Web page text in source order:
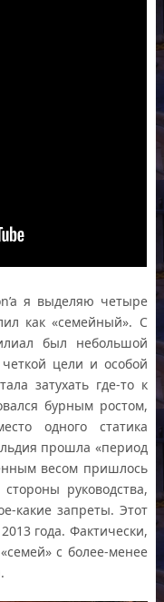
я выделяю четыре
как «семейный». С
был небольшой
цели и особой
затухать где-то к
бурным ростом,
одного статика
прошла «период
весом пришлось
руководства,
какие запреты. Этот
года. Фактически,
с более-менее